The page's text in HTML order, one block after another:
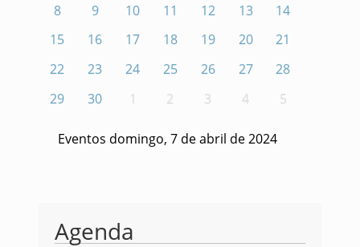
8
9 10 11 12 13
14
15
16 17 18 19 20
21
22
23 24 25 26 27
28
29
30 1 2 3 4 5
Eventos domingo, 7 de abril de 2024
Agenda